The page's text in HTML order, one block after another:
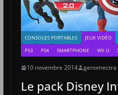
CONSOLES PORTABLES JEUX VIDÉO
PS3
PS4 SMARTPHONE WII U
10 novembre 2014 genomectra
Le pack Disney